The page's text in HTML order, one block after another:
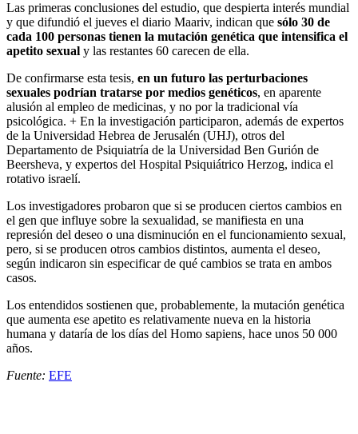
Las primeras conclusiones del estudio, que despierta interés mundial
y que difundió el jueves el diario Maariv, indican que sólo 30 de
cada 100 personas tienen la mutación genética que intensifica el
apetito sexual y las restantes 60 carecen de ella.
De confirmarse esta tesis, en un futuro las perturbaciones
sexuales podrían tratarse por medios genéticos, en aparente
alusión al empleo de medicinas, y no por la tradicional vía
psicológica. + En la investigación participaron, además de expertos
de la Universidad Hebrea de Jerusalén (UHJ), otros del
Departamento de Psiquiatría de la Universidad Ben Gurión de
Beersheva, y expertos del Hospital Psiquiátrico Herzog, indica el
rotativo israelí.
Los investigadores probaron que si se producen ciertos cambios en
el gen que influye sobre la sexualidad, se manifiesta en una
represión del deseo o una disminución en el funcionamiento sexual,
pero, si se producen otros cambios distintos, aumenta el deseo,
según indicaron sin especificar de qué cambios se trata en ambos
casos.
Los entendidos sostienen que, probablemente, la mutación genética
que aumenta ese apetito es relativamente nueva en la historia
humana y dataría de los días del Homo sapiens, hace unos 50 000
años.
Fuente: EFE